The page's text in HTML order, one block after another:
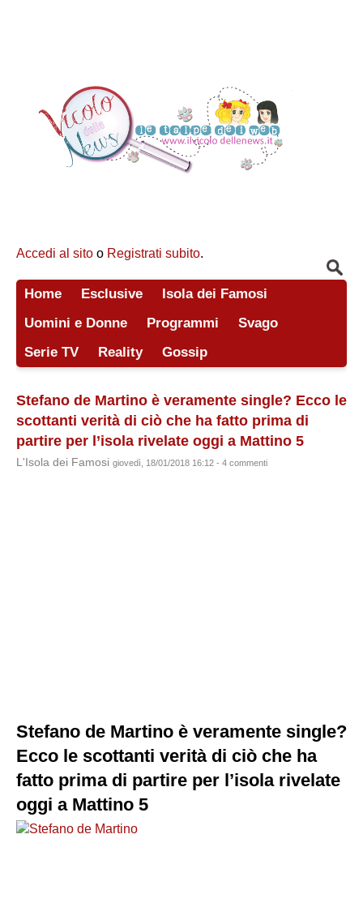
Accedi al sito o Registrati subito.
Home Esclusive
Isola dei Famosi
Uomini e Donne
Programmi
Svago
Serie TV
Reality Gossip
Stefano de Martino è veramente single? Ecco le
scottanti verità di ciò che ha fatto prima di
partire per l’isola rivelate oggi a Mattino 5
L'Isola dei Famosi giovedì, 18/01/2018 16:12 - 4 commenti
Stefano de Martino è veramente single?
Ecco le scottanti verità di ciò che ha
fatto prima di partire per l’isola rivelate
oggi a Mattino 5